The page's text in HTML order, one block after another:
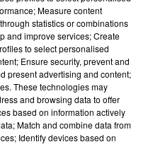
des deux ornières que sont
pour eux désormais, pour
qu’il nous faut avancer
puisse conduire à la
l'Elysée.
Fadela
un "mensonge de l'Etat
Measure content
statistics or combinations
and improve services; Create
to select personalised
Ensure security, prevent and
present advertising and content;
These technologies may
and browsing data to offer
based on information actively
Match and combine data from
Identify devices based on